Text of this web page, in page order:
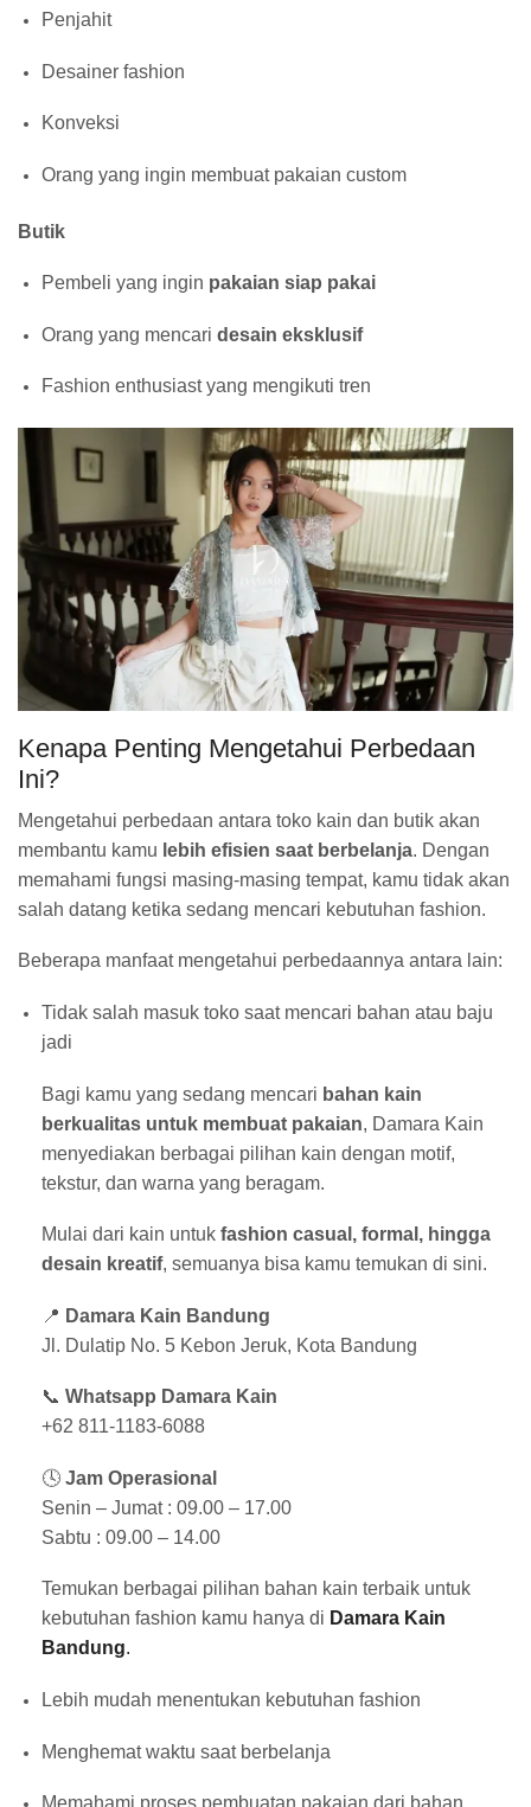
Penjahit
Desainer fashion
Konveksi
Orang yang ingin membuat pakaian custom
Butik
Pembeli yang ingin pakaian siap pakai
Orang yang mencari desain eksklusif
Fashion enthusiast yang mengikuti tren
Kenapa Penting Mengetahui Perbedaan
Ini?
Mengetahui perbedaan antara toko kain dan butik akan
membantu kamu lebih efisien saat berbelanja. Dengan
memahami fungsi masing-masing tempat, kamu tidak akan
salah datang ketika sedang mencari kebutuhan fashion.
Beberapa manfaat mengetahui perbedaannya antara lain:
Tidak salah masuk toko saat mencari bahan atau baju
jadi
Bagi kamu yang sedang mencari bahan kain
berkualitas untuk membuat pakaian, Damara Kain
menyediakan berbagai pilihan kain dengan motif,
tekstur, dan warna yang beragam.
Mulai dari kain untuk fashion casual, formal, hingga
desain kreatif, semuanya bisa kamu temukan di sini.
📍 Damara Kain Bandung
Jl. Dulatip No. 5 Kebon Jeruk, Kota Bandung
📞 Whatsapp Damara Kain
+62 811-1183-6088
🕓 Jam Operasional
Senin – Jumat : 09.00 – 17.00
Sabtu : 09.00 – 14.00
Temukan berbagai pilihan bahan kain terbaik untuk
kebutuhan fashion kamu hanya di Damara Kain
Bandung.
Lebih mudah menentukan kebutuhan fashion
Menghemat waktu saat berbelanja